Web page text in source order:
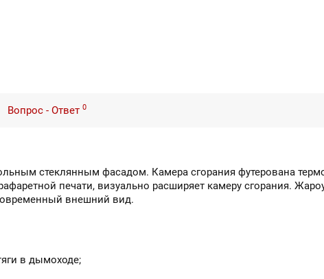
Вопрос - Ответ 0
стеклянным фасадом. Камера сгорания футерована
печати, визуально расширяет камеру сгорания.
внешний вид.
в дымоходе;